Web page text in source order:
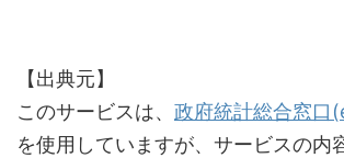
【出典元】
このサービスは、 政府統計総合窓口
を使用していますが、サービスの内